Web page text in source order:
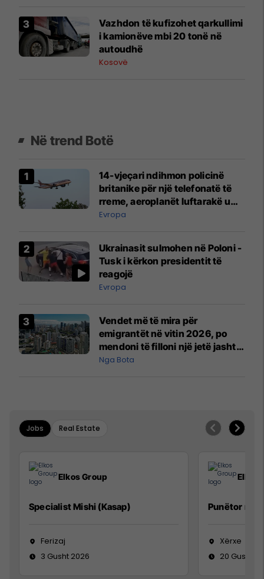
Vazhdon të kufizohet qarkullimi
i kamionëve mbi 20 tonë në
autoudhë
Kosovë
Në trend Botë
14-vjeçari ndihmon policinë
britanike për një telefonatë të
rreme, aeroplanët luftarakë u
ngritën në ajër për të
Mançesterit
Evropa
Ukrainasit sulmohen në Poloni -
Tusk i kërkon presidentit të
reagojë
Evropa
Vendet më të mira për
emigrantët në vitin 2026, po
mendoni të filloni një jetë jashtë
vendit?
Nga Bota
Jobs Real Estate
Elkos Group
Specialist Mishi (Kasap)
Ferizaj
3 Gusht 2026
Elkos
Punëtor në
Xërxe
20 Gusht